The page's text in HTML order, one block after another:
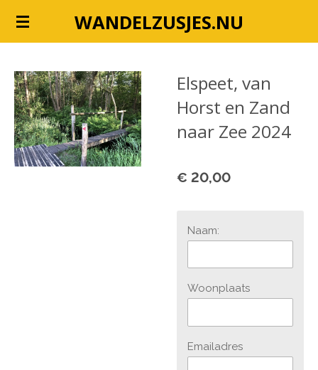
Ga
de
hoofdinhoud
WANDELZUSJES.NU
Elspeet, van
Horst en Zand
naar Zee 2024
€ 20,00
Naam:
Woonplaats
Emailadres